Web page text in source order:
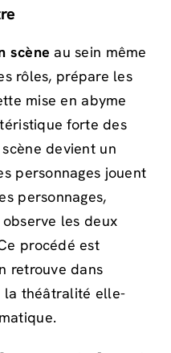
scène au sein même
rôles, prépare les
mise en abyme
forte des
devient un
personnages jouent
personnages,
les deux
procédé est
retrouve dans
la théâtralité elle-